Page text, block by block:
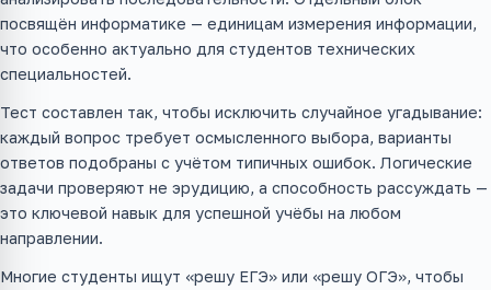
посвящён информатике — единицам измерения информации,
что особенно актуально для студентов технических
специальностей.
Тест составлен так, чтобы исключить случайное угадывание:
каждый вопрос требует осмысленного выбора, варианты
ответов подобраны с учётом типичных ошибок. Логические
задачи проверяют не эрудицию, а способность рассуждать —
это ключевой навык для успешной учёбы на любом
направлении.
Многие студенты ищут «решу ЕГЭ» или «решу ОГЭ», чтобы